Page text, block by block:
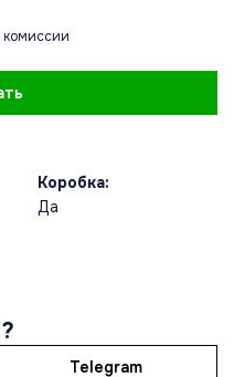
комиссии
Коробка:
Да
Telegram